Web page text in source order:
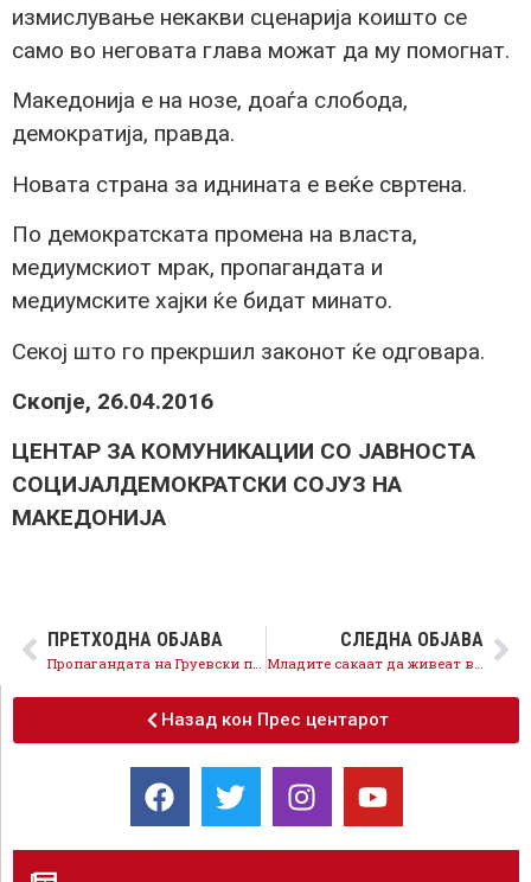
измислување некакви сценарија коишто се
само во неговата глава можат да му помогнат.
Македонија е на нозе, доаѓа слобода,
демократија, правда.
Новата страна за иднината е веќе свртена.
По демократската промена на власта,
медиумскиот мрак, пропагандата и
медиумските хајки ќе бидат минато.
Секој што го прекршил законот ќе одговара.
Скопје, 26.04.2016
ЦЕНТАР ЗА КОМУНИКАЦИИ СО ЈАВНОСТА
СОЦИЈАЛДЕМОКРАТСКИ СОЈУЗ НА
МАКЕДОНИЈА
ПРЕТХОДНА ОБЈАВА
Пропагандата на Груевски попусто се обидува да ја сокрие вистината
СЛЕДНА ОБЈАВА
Младите сакаат да живеат во слободна и демократска Македонија
Назад кон Прес центарот